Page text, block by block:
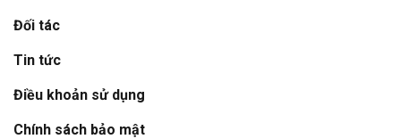
Đối tác
Tin tức
Điều khoản sử dụng
Chính sách bảo mật